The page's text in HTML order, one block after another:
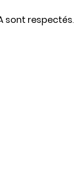
sont respectés.